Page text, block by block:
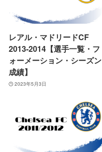
レアル・マドリードCF
2013-2014【選手一覧・フ
ォーメーション・シーズン
成績】
2023年5月3日